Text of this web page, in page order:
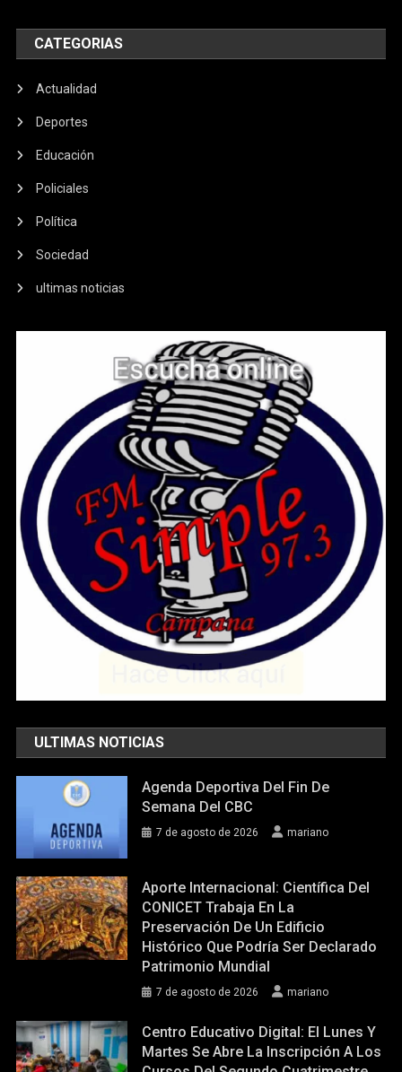
CATEGORIAS
Actualidad
Deportes
Educación
Policiales
Política
Sociedad
ultimas noticias
ULTIMAS NOTICIAS
Agenda Deportiva Del Fin De
Semana Del CBC
7 de agosto de 2026 mariano
Aporte Internacional: Científica Del
CONICET Trabaja En La
Preservación De Un Edificio
Histórico Que Podría Ser Declarado
Patrimonio Mundial
7 de agosto de 2026 mariano
Centro Educativo Digital: El Lunes Y
Martes Se Abre La Inscripción A Los